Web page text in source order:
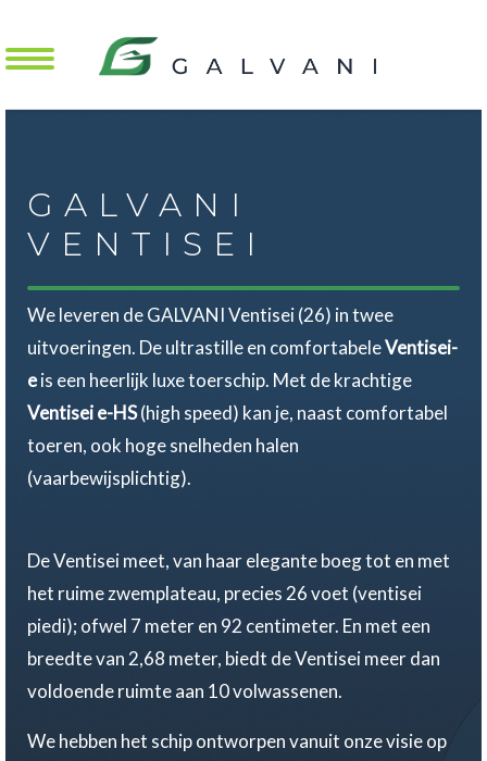
Mobile Menu Toggle
GALVANI
VENTISEI
We leveren de GALVANI Ventisei (26) in twee
uitvoeringen. De ultrastille en comfortabeleVentisei-
eis een heerlijk luxe toerschip. Met de krachtige
Ventisei e-HS(high speed) kan je, naast comfortabel
toeren, ook hoge snelheden halen
(vaarbewijsplichtig).
De Ventisei meet, van haar elegante boeg tot en met
het ruime zwemplateau, precies 26 voet (ventisei
piedi); ofwel 7 meter en 92 centimeter. En met een
breedte van 2,68 meter, biedt de Ventisei meer dan
voldoende ruimte aan 10 volwassenen.
We hebben het schip ontworpen vanuit onze visie op